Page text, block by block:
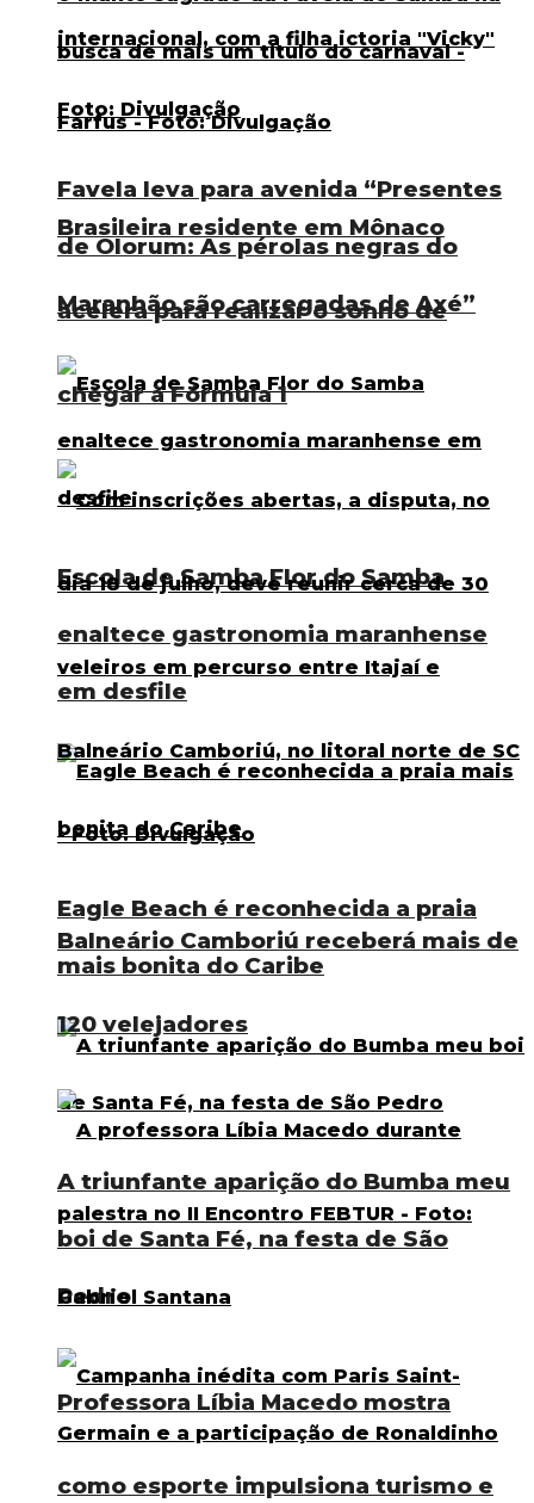
Favela leva para avenida “Presentes
de Olorum: As pérolas negras do
Maranhão são carregadas de Axé”
Escola de Samba Flor do Samba
enaltece gastronomia maranhense
em desfile
Eagle Beach é reconhecida a praia
mais bonita do Caribe
A triunfante aparição do Bumba meu
boi de Santa Fé, na festa de São
Pedro
Brasileira residente em Mônaco
acelera para realizar o sonho de
chegar à Fórmula 1
Balneário Camboriú receberá mais de
120 velejadores
Professora Líbia Macedo mostra
como esporte impulsiona turismo e